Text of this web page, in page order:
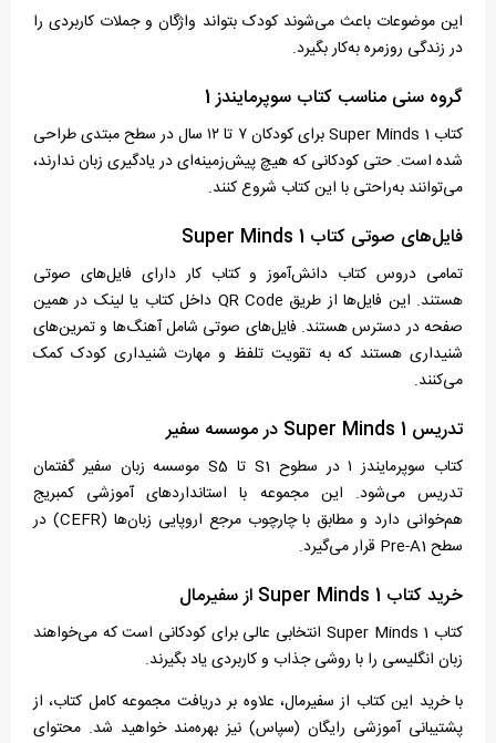
این موضوعات باعث می‌شوند کودک بتواند واژگان و جملات کاربردی را
در زندگی روزمره به‌کار بگیرد.
گروه سنی مناسب کتاب سوپرمایندز 1
کتاب Super Minds 1 برای کودکان ۷ تا ۱۲ سال در سطح مبتدی طراحی
شده است. حتی کودکانی که هیچ پیش‌زمینه‌ای در یادگیری زبان ندارند،
می‌توانند به‌راحتی با این کتاب شروع کنند.
فایل‌های صوتی کتاب Super Minds 1
تمامی دروس کتاب دانش‌آموز و کتاب کار دارای فایل‌های صوتی
هستند. این فایل‌ها از طریق QR Code داخل کتاب یا لینک در همین
صفحه در دسترس هستند. فایل‌های صوتی شامل آهنگ‌ها و تمرین‌های
شنیداری هستند که به تقویت تلفظ و مهارت شنیداری کودک کمک
می‌کنند.
تدریس Super Minds 1 در موسسه سفیر
کتاب سوپرمایندز ۱ در سطوح S1 تا S5 موسسه زبان سفیر گفتمان
تدریس می‌شود. این مجموعه با استانداردهای آموزشی کمبریج
هم‌خوانی دارد و مطابق با چارچوب مرجع اروپایی زبان‌ها (CEFR) در
سطح Pre-A1 قرار می‌گیرد.
خرید کتاب Super Minds 1 از سفیرمال
کتاب Super Minds 1 انتخابی عالی برای کودکانی است که می‌خواهند
زبان انگلیسی را با روشی جذاب و کاربردی یاد بگیرند.
با خرید این کتاب از سفیرمال، علاوه بر دریافت مجموعه کامل کتاب، از
پشتیبانی آموزشی رایگان (سپاس) نیز بهره‌مند خواهید شد. محتوای